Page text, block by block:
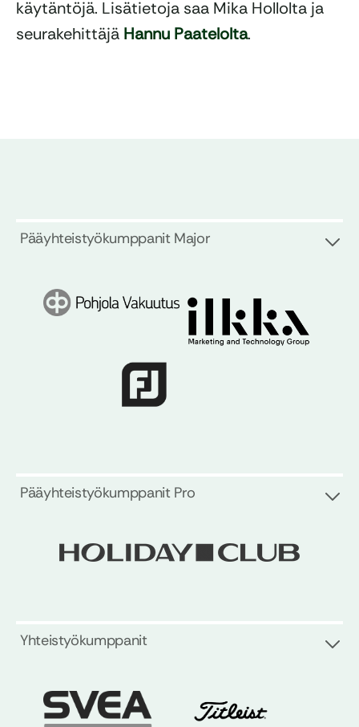
käytäntöjä. Lisätietoja saa Mika Hollolta ja
seurakehittäjä Hannu Paatelolta.
Pääyhteistyökumppanit Major
Pääyhteistyökumppanit Pro
Yhteistyökumppanit